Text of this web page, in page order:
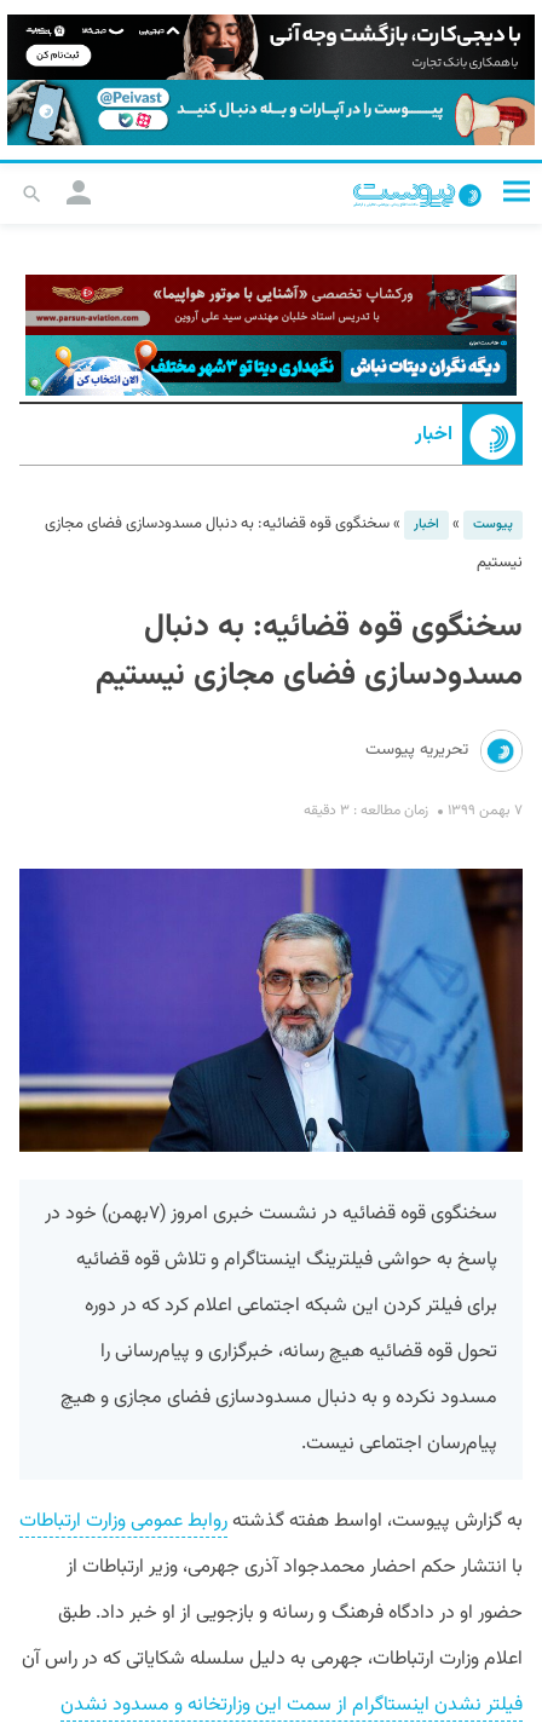
اخبار
پیوست » اخبار »سخنگوی قوه قضائیه: به دنبال مسدودسازی فضای مجازی
نیستیم
سخنگوی قوه قضائیه: به دنبال
مسدودسازی فضای مجازی نیستیم
تحریریه پیوست
۷ بهمن ۱۳۹۹ زمان مطالعه : ۳ دقیقه
سخنگوی قوه قضائیه در نشست خبری امروز (۷بهمن) خود در
پاسخ به حواشی فیلترینگ اینستاگرام و تلاش قوه قضائیه
برای فیلتر کردن این شبکه اجتماعی اعلام کرد که در دوره
تحول قوه قضائیه هیچ رسانه، خبرگزاری و پیام‌رسانی را
مسدود نکرده و به دنبال مسدود‌سازی فضای مجازی و هیچ
پیام‌رسان اجتماعی نیست.
به گزارش پیوست، اواسط هفته گذشتهروابط عمومی وزارت ارتباطات
با انتشار حکم احضار محمدجواد آذری جهرمی، وزیر ارتباطات از
حضور او در دادگاه فرهنگ و رسانه و بازجویی از او خبر داد. طبق
اعلام وزارت ارتباطات، جهرمی به دلیل سلسله شکایاتی که در راس آن
فیلتر نشدن اینستاگرام از سمت این وزارتخانه و مسدود نشدن